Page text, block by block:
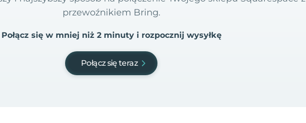
przewoźnikiem Bring.
Połącz się w mniej niż 2 minuty i rozpocznij wysyłkę
Połącz się teraz